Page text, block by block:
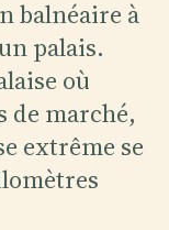
balnéaire à
palais.
où
de marché,
extrême se